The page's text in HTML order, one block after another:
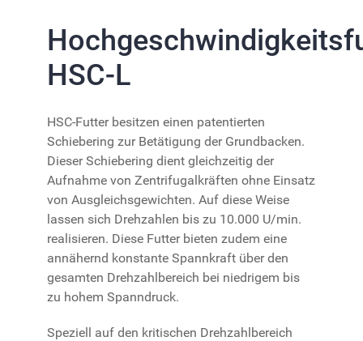
HSC-L
HSC-Futter besitzen einen patentierten
Schiebering zur Betätigung der Grundbacken.
Dieser Schiebering dient gleichzeitig der
Aufnahme von Zentrifugalkräften ohne Einsatz
von Ausgleichsgewichten. Auf diese Weise
lassen sich Drehzahlen bis zu 10.000 U/min.
realisieren. Diese Futter bieten zudem eine
annähernd konstante Spannkraft über den
gesamten Drehzahlbereich bei niedrigem bis
zu hohem Spanndruck.
Speziell auf den kritischen Drehzahlbereich